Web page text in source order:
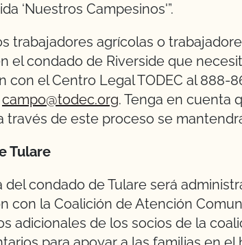
‘Nuestros Campesinos'”.
trabajadores agrícolas o
el condado de Riverside que
con el Centro Legal TODEC al 888-
campo@todec.org. Tenga en cuenta
través de este proceso se
Tulare
del condado de Tulare será
con la Coalición de Atención
adicionales de los socios de la